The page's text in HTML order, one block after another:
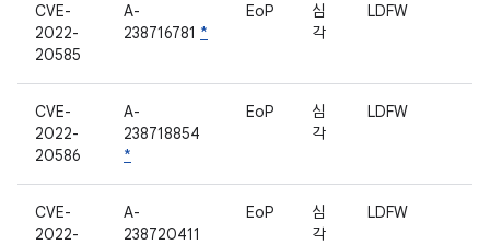
CVE-
2022-
20585
A-
238716781 *
EoP
심
각
LDFW
CVE-
2022-
20586
A-
238718854
*
EoP
심
각
LDFW
CVE-
2022-
A-
238720411
EoP
심
각
LDFW